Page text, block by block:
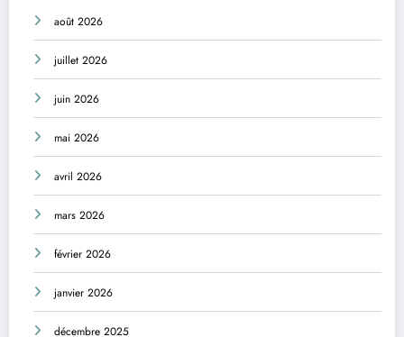
août 2026
juillet 2026
juin 2026
mai 2026
avril 2026
mars 2026
février 2026
janvier 2026
décembre 2025